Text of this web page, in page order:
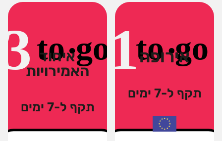
אירופה
תקף ל-7 ימים
איחוד
האמירויות
תקף ל-7 ימים